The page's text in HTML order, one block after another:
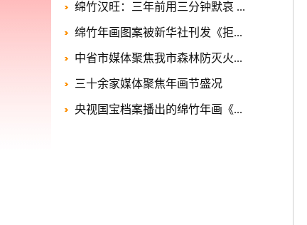
绵竹汉旺：三年前用三分钟默哀 ...
绵竹年画图案被新华社刊发《拒...
中省市媒体聚焦我市森林防灭火...
三十余家媒体聚焦年画节盛况
央视国宝档案播出的绵竹年画《...